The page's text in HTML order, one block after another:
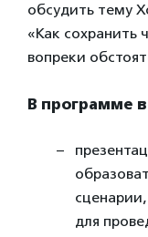
обсудить тему
«Как сохранить
вопреки
В программе
для